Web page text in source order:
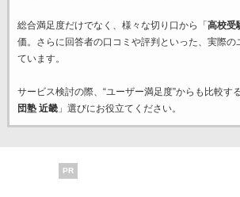
総合満足度だけでなく、様々な切り口から「 高校受
価。さらに回答者の口コミや評判といった、実際の
ています。
サービス検討の際、“ユーザー満足度”からも比較す
団塾 近畿」選びにお役立てください。
PR